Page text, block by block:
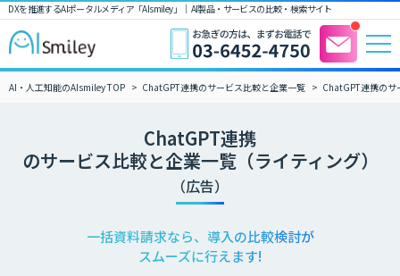
DXを推進するAIポータルメディア「AIsmiley」｜ AI製品・サービスの比較・検索サイト
AI・人工知能のAIsmiley TOP ChatGPT連携のサービス比較と企業一覧 ChatGPT連携のサ
ChatGPT連携
のサービス比較と企業一覧（ライティング）
（広告）
一括資料請求なら、導入の比較検討が
スムーズに行えます!